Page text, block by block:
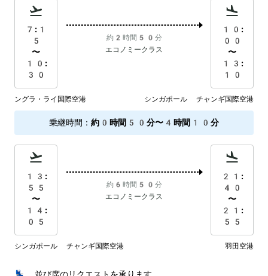
7:1
5
〜
10:
30
約2時間50分
エコノミークラス
10:
00
〜
13:
10
ングラ・ライ国際空港 シンガポール チャンギ国際空港
乗継時間 ： 約0時間50分〜4時間10分
13:
55
〜
14:
05
約6時間50分
エコノミークラス
21:
40
〜
21:
55
シンガポール チャンギ国際空港 羽田空港
💺 並び席のリクエストを承ります